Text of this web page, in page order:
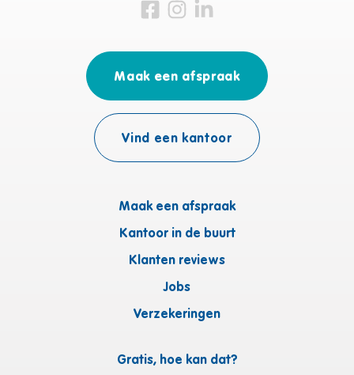
Bezoek ons op Facebook
Bezoek ons op Instagram
Bezoek ons op Linkedin
Maak een afspraak
Kantoor in de buurt
Klanten reviews
Jobs
Verzekeringen
Gratis, hoe kan dat?
Maak een afspraak
Vind een kantoor